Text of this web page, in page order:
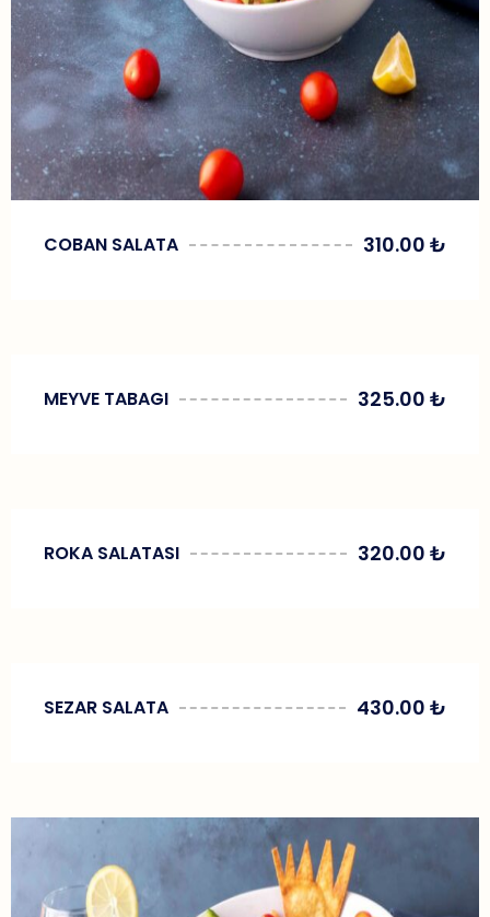
COBAN SALATA 310.00 ₺
MEYVE TABAGI 325.00 ₺
ROKA SALATASI 320.00 ₺
SEZAR SALATA 430.00 ₺